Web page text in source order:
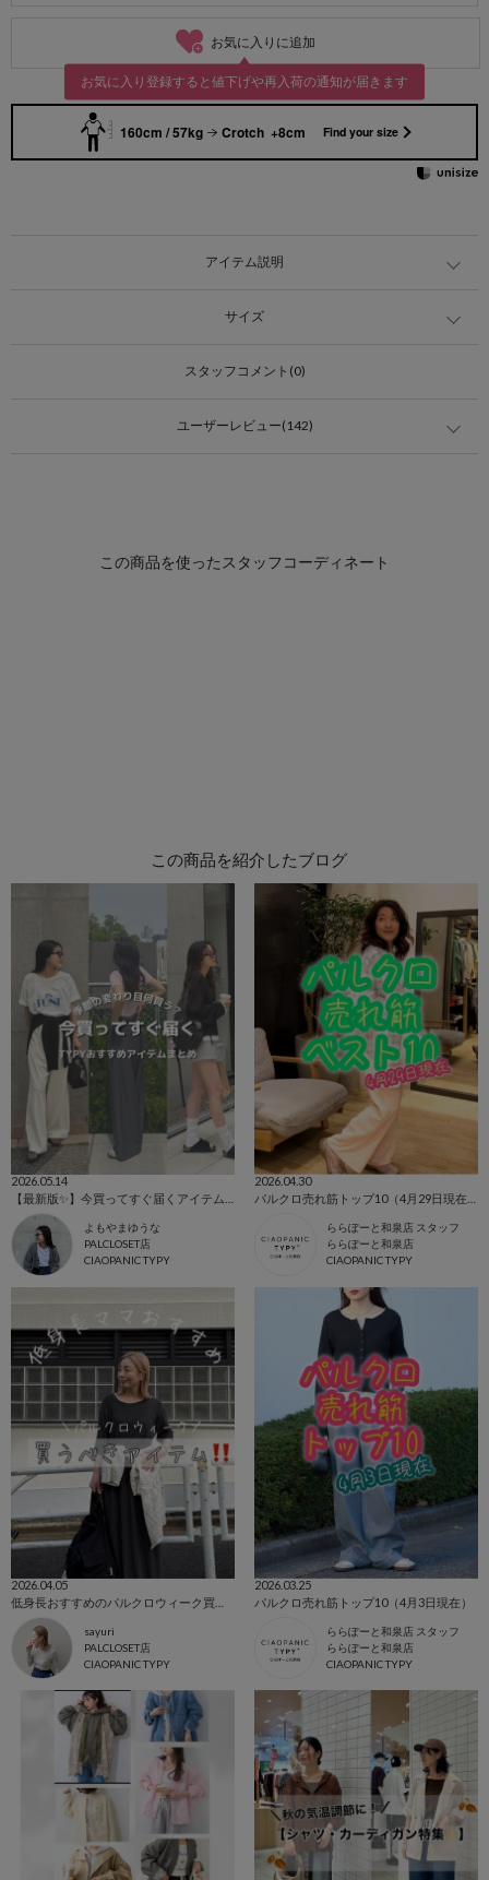
お気に入りに追加
お気に入り登録すると値下げや再入荷の通知が届きます
160cm / 57kg Crotch +8cm Find your size
アイテム説明
サイズ
スタッフコメント(0)
ユーザーレビュー(142)
この商品を紹介したブログ
2026.05.14
よもやまゆうな
PALCLOSET店
CIAOPANIC TYPY
2026.04.30
パルクロ売れ筋トップ10（4月29日現在）
ららぽーと和泉店 スタッフ
ららぽーと和泉店
CIAOPANIC TYPY
2026.04.05
sayuri
PALCLOSET店
CIAOPANIC TYPY
2026.03.25
パルクロ売れ筋トップ10（4月3日現在）
ららぽーと和泉店 スタッフ
ららぽーと和泉店
CIAOPANIC TYPY